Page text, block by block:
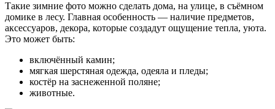
Такие зимние фото можно сделать дома, на улице, в съёмном
домике в лесу. Главная особенность — наличие предметов,
аксессуаров, декора, которые создадут ощущение тепла, уюта.
Это может быть:
включённый камин;
мягкая шерстяная одежда, одеяла и пледы;
костёр на заснеженной поляне;
животные.